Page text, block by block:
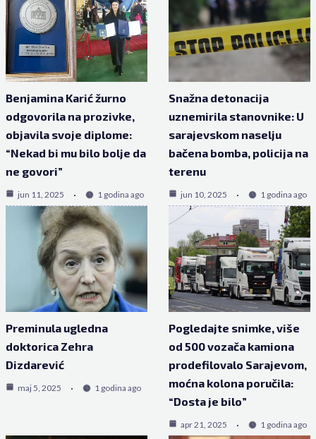
Benjamina Karić žurno
odgovorila na prozivke,
objavila svoje diplome:
“Nekad bi mu bilo bolje da
ne govori”
jun 11, 2025 1 godina ago
Snažna detonacija
uznemirila stanovnike: U
sarajevskom naselju
bačena bomba, policija na
terenu
jun 10, 2025 1 godina ago
Preminula ugledna
doktorica Zehra
Dizdarević
maj 5, 2025 1 godina ago
Pogledajte snimke, više
od 500 vozača kamiona
prodefilovalo Sarajevom,
moćna kolona poručila:
“Dosta je bilo”
apr 21, 2025 1 godina ago